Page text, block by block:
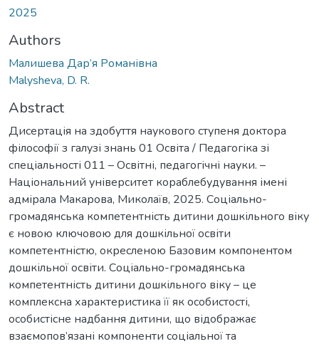
2025
Authors
Малишева Дар’я Романівна
Malysheva, D. R.
Abstract
Дисертація на здобуття наукового ступеня доктора
філософії з галузі знань 01 Освіта / Педагогіка зі
спеціальності 011 – Освітні, педагогічні науки. –
Національний університет кораблебудування імені
адмірала Макарова, Миколаїв, 2025. Соціально-
громадянська компетентність дитини дошкільного віку
є новою ключовою для дошкільної освіти
компетентністю, окресленою Базовим компонентом
дошкільної освіти. Соціально-громадянська
компетентність дитини дошкільного віку – це
комплексна характеристика її як особистості,
особистісне надбання дитини, що відображає
взаємопов’язані компоненти соціальної та